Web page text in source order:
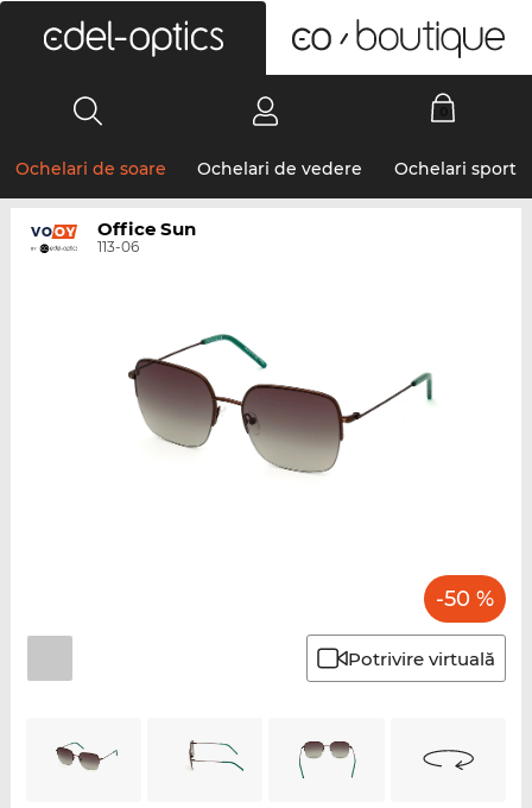
Ochelari de soare Ochelari de vedere Ochelari sport
Office Sun
113-06
-50 %
Potrivire virtuală